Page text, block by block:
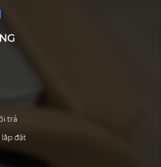
trả
lắp đặt